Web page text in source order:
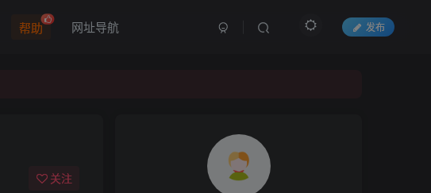
帮助 网址导航 发布
关注